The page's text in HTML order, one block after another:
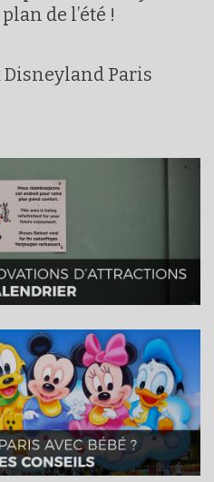
de l’été !
Disneyland Paris